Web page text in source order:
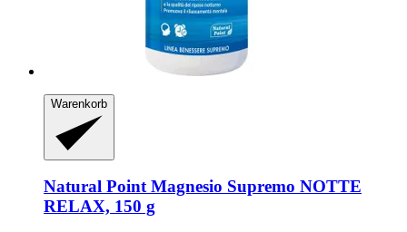
Warenkorb
Natural PointMagnesio Supremo NOTTE
RELAX, 150 g